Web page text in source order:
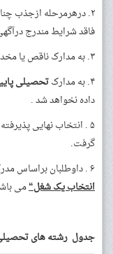
۲. درهرمرحله ازجذب
فاقد شرایط مندرج
۳. به مدارک ناقص یا مخدوش ترتیب اثر داده نخواهد شد .
۴. به مدارک
تحصیلی
داده نخواهد شد .
۵ . انتخاب نهایی
گرفت.
۶ . داوطلبان براساس مدرک و رشته تحصیلی خود”
انتخاب یک شغل“می
جدول رشته های